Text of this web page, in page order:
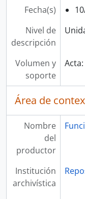
Fecha(s)
Nivel de
descripción
Volumen y
soporte
Área de
Nombre
del
productor
Institución
archivística